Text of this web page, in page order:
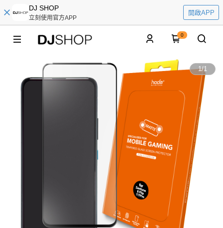
DJ SHOP
立刻使用官方APP
開啟APP
0
1/1